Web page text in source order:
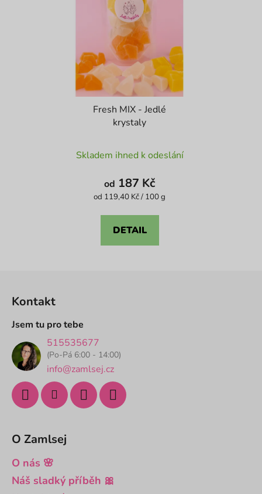
Fresh MIX - Jedlé
krystaly
hodnocení
produktu
je
z
Skladem ihned k odeslání
od 187 Kč
Měrná
od 119,40 Kč / 100 g
DETAIL
Kontakt
Jsem tu pro tebe
515535677
(Po-Pá 6:00 - 14:00)
info@zamlsej.cz
O Zamlsej
O nás 🌸
Náš sladký příběh 🎀